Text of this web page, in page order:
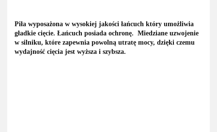
Piła wyposażona w wysokiej jakości łańcuch który umożliwia
gładkie cięcie. Łańcuch posiada ochronę. Miedziane uzwojenie
w silniku, które zapewnia powolną utratę mocy, dzięki czemu
wydajność cięcia jest wyższa i szybsza.